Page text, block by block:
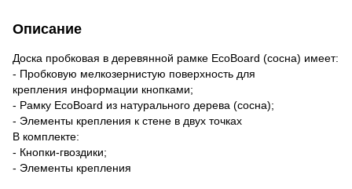
Описание
Доска пробковая в деревянной рамке EcoBoard (сосна) имеет:
- Пробковую мелкозернистую поверхность для
крепления информации кнопками;
- Рамку EcoBoard из натурального дерева (сосна);
- Элементы крепления к стене в двух точках
В комплекте:
- Кнопки-гвоздики;
- Элементы крепления